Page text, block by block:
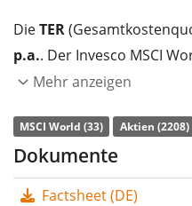
DieTER
p.a.. Der Invesco MSCI
günstigste ETF, der den
synthetisch durch Swaps
nach. Die
thesauriert(in den ETF
Mehr anzeigen
MSCI World (33) Aktien (2208)
Dokumente
Factsheet (DE)